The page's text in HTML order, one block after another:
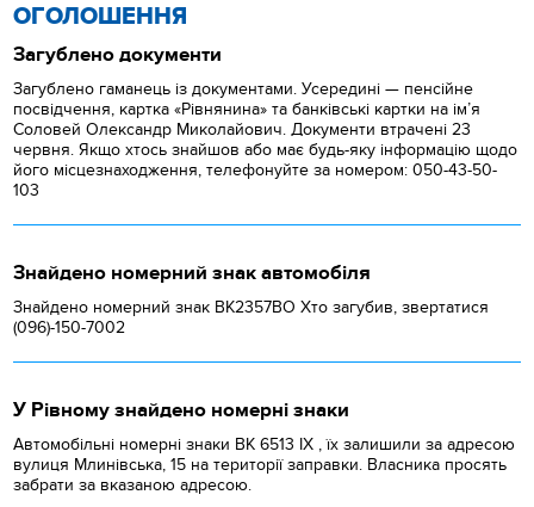
ОГОЛОШЕННЯ
Загублено документи
Загублено гаманець із документами. Усередині — пенсійне
посвідчення, картка «Рівнянина» та банківські картки на ім’я
Соловей Олександр Миколайович. Документи втрачені 23
червня. Якщо хтось знайшов або має будь-яку інформацію щодо
його місцезнаходження, телефонуйте за номером: 050-43-50-
103
Знайдено номерний знак автомобіля
Знайдено номерний знак ВК2357ВО Хто загубив, звертатися
(096)-150-7002
У Рівному знайдено номерні знаки
Автомобільні номерні знаки BK 6513 IX , їх залишили за адресою
вулиця Млинівська, 15 на території заправки. Власника просять
забрати за вказаною адресою.